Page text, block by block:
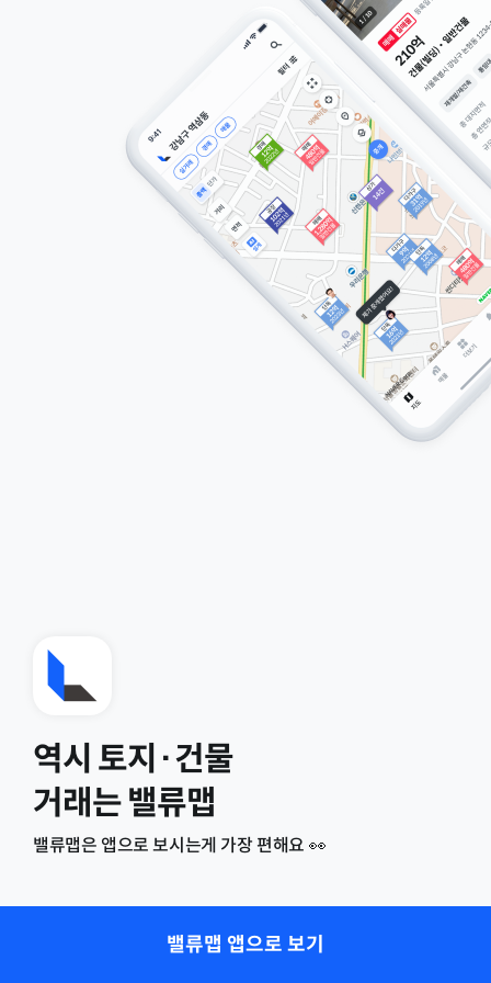
역시 토지·건물
거래는 밸류맵
밸류맵은 앱으로 보시는게 가장 편해요 👀
밸류맵 앱으로 보기